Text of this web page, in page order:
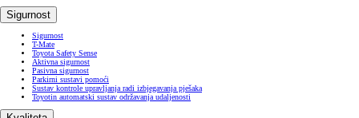
Sigurnost
Sigurnost
T-Mate
Toyota Safety Sense
Aktivna sigurnost
Pasivna sigurnost
Parkirni sustavi pomoći
Sustav kontrole upravljanja radi izbjegavanja pješaka
Toyotin automatski sustav održavanja udaljenosti